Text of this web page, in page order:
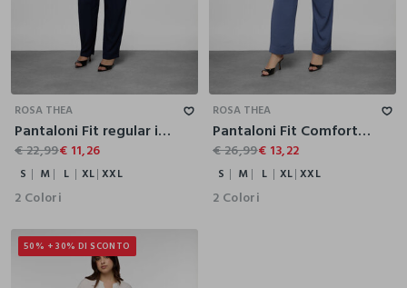
ROSA THEA
Pantaloni Fit regular in pura viscosa donna curvy
€ 22,99€ 11,26
S M L XL XXL
2 Colori
L
ROSA THEA
Pantaloni Fit Comfort donna curvy
€ 26,99€ 13,22
S M L XL XXL
2 Colori
50% + 30% DI SCONTO